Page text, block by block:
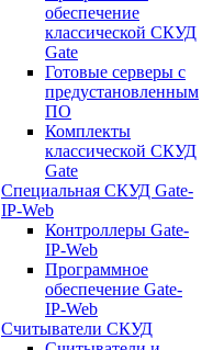
обеспечение
классической СКУД
Gate
Готовые серверы с
предустановленным
ПО
Комплекты
классической СКУД
Gate
Специальная СКУД Gate-
IP-Web
Контроллеры Gate-
IP-Web
Программное
обеспечение Gate-
IP-Web
Считыватели СКУД